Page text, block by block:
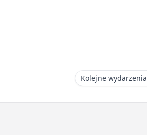
Kolejne wydarzenia